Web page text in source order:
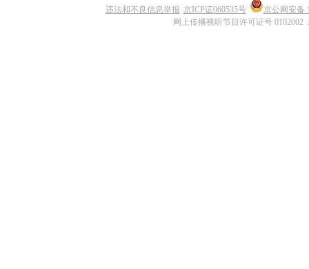
违法和不良信息举报 京ICP证060535号
京公网安备
网上传播视听节目许可证号 0102002